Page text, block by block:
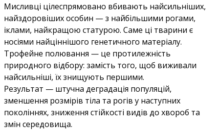
Мисливці цілеспрямовано вбивають найсильніших,
найздоровіших особин — з найбільшими рогами,
іклами, найкращою статурою. Саме ці тварини є
носіями найціннішого генетичного матеріалу.
Трофейне полювання — це протилежність
природного відбору: замість того, щоб виживали
найсильніші, їх знищують першими.
Результат — штучна деградація популяцій,
зменшення розмірів тіла та рогів у наступних
поколіннях, зниження стійкості видів до хвороб та
змін середовища.